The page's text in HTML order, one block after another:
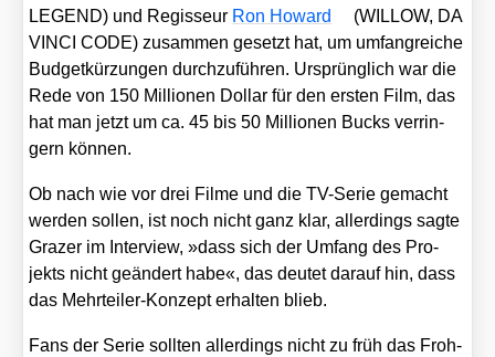
LEGEND) und Regis­seur Ron Howard
(WILLOW, DA
VINCI CODE) zusam­men gesetzt hat, um umfang­rei­che
Bud­get­kür­zun­gen durch­zu­füh­ren. Ursprüng­lich war die
Rede von 150 Mil­lio­nen Dol­lar für den ers­ten Film, das
hat man jetzt um ca. 45 bis 50 Mil­lio­nen Bucks ver­rin­
gern kön­nen.
Ob nach wie vor drei Fil­me und die TV-Serie gemacht
wer­den sol­len, ist noch nicht ganz klar, aller­dings sag­te
Gra­zer im Inter­view, »dass sich der Umfang des Pro­
jekts nicht geän­dert habe«, das deu­tet dar­auf hin, dass
das Mehr­tei­ler-Kon­zept erhal­ten blieb.
Fans der Serie soll­ten aller­dings nicht zu früh das Froh­